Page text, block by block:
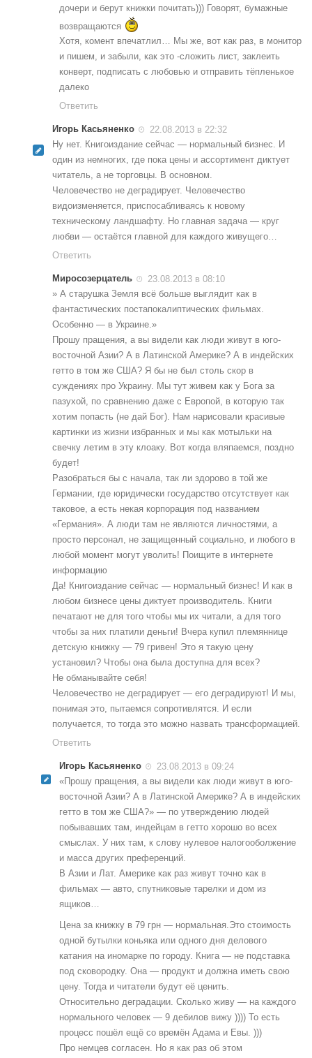
дочери и берут книжки почитать))) Говорят, бумажные
возвращаются
Хотя, комент впечатлил… Мы же, вот как раз, в монитор
и пишем, и забыли, как это -сложить лист, заклеить
конверт, подписать с любовью и отправить тёпленькое
далеко
Ответить
Игорь Касьяненко
22.08.2013 в 22:32
Ну нет. Книгоиздание сейчас — нормальный бизнес. И
один из немногих, где пока цены и ассортимент диктует
читатель, а не торговцы. В основном.
Человечество не деградирует. Человечество
видоизменяется, приспосабливаясь к новому
техническому ландшафту. Но главная задача — круг
любви — остаётся главной для каждого живущего…
Ответить
Миросозерцатель
23.08.2013 в 08:10
» А старушка Земля всё больше выглядит как в
фантастических постапокалиптических фильмах.
Особенно — в Украине.»
Прошу пращения, а вы видели как люди живут в юго-
восточной Азии? А в Латинской Америке? А в индейских
гетто в том же США? Я бы не был столь скор в
суждениях про Украину. Мы тут живем как у Бога за
пазухой, по сравнению даже с Европой, в которую так
хотим попасть (не дай Бог). Нам нарисовали красивые
картинки из жизни избранных и мы как мотыльки на
свечку летим в эту клоаку. Вот когда вляпаемся, поздно
будет!
Разобраться бы с начала, так ли здорово в той же
Германии, где юридически государство отсутствует как
таковое, а есть некая корпорация под названием
«Германия». А люди там не являются личностями, а
просто персонал, не защищенный социально, и любого в
любой момент могут уволить! Поищите в интернете
информацию
Да! Книгоиздание сейчас — нормальный бизнес! И как в
любом бизнесе цены диктует производитель. Книги
печатают не для того чтобы мы их читали, а для того
чтобы за них платили деньги! Вчера купил племяннице
детскую книжку — 79 гривен! Это я такую цену
установил? Чтобы она была доступна для всех?
Не обманывайте себя!
Человечество не деградирует — его деградируют! И мы,
понимая это, пытаемся сопротивлятся. И если
получается, то тогда это можно назвать трансформацией.
Ответить
Игорь Касьяненко
23.08.2013 в 09:24
«Прошу пращения, а вы видели как люди живут в юго-
восточной Азии? А в Латинской Америке? А в индейских
гетто в том же США?» — по утверждению людей
побывавших там, индейцам в гетто хорошо во всех
смыслах. У них там, к слову нулевое налогооболжение
и масса других преференций.
В Азии и Лат. Америке как раз живут точно как в
фильмах — авто, спутниковые тарелки и дом из
ящиков…
Цена за книжку в 79 грн — нормальная.Это стоимость
одной бутылки коньяка или одного дня делового
катания на иномарке по городу. Книга — не подставка
под сковородку. Она — продукт и должна иметь свою
цену. Тогда и читатели будут её ценить.
Относительно деградации. Сколько живу — на каждого
нормального человек — 9 дебилов вижу )))) То есть
процесс пошёл ещё со времён Адама и Евы. )))
Про немцев согласен. Но я как раз об этом